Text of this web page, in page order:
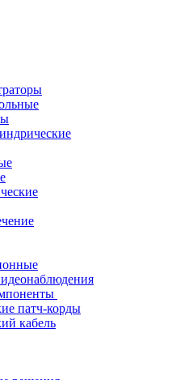
патч-корды
кабель